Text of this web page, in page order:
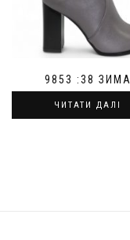
9853 :38 ЗИМА
ЧИТАТИ ДАЛІ